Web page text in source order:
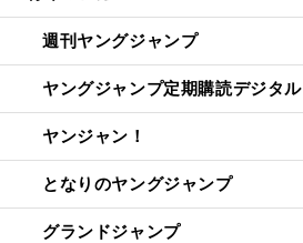
週刊ヤングジャンプ
ヤングジャンプ定期購読デジタル
ヤンジャン！
となりのヤングジャンプ
グランドジャンプ